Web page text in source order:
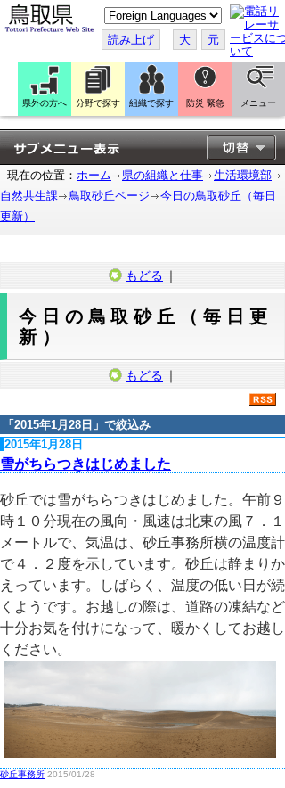
こ
の
ペ
ー
ジ
翻
訳
す
る
読み上げ 大 元
県外の方へ 分野で探す 組織で探す 防災 緊急 メニュー
現在の位置： ホーム 県の組織と仕事
生活環境部
自然共生課
鳥取砂丘ページ
今日の鳥取砂丘（毎日
更新）
もどる ｜
今日の鳥取砂丘（毎日更
新）
もどる ｜
「 2015年1月28日 」で絞込み
2015年1月28日
雪がちらつきはじめました
砂丘では雪がちらつきはじめました。午前９
時１０分現在の風向・風速は北東の風７．１
メートルで、気温は、砂丘事務所横の温度計
で４．２度を示しています。砂丘は静まりか
えっています。しばらく、温度の低い日が続
くようです。お越しの際は、道路の凍結など
十分お気を付けになって、暖かくしてお越し
ください。
砂丘事務所 2015/01/28